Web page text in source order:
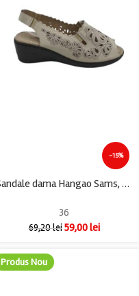
-15%
Sandale dama Hangao Sams, 36, imitatie de piele, crem
36
69,20lei 59,00lei
Produs Nou